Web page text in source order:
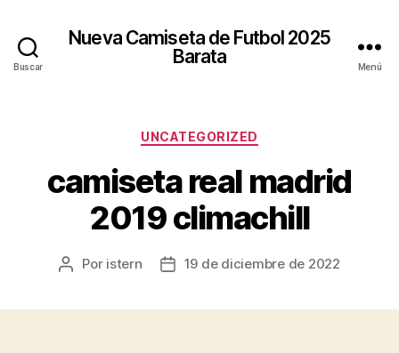
Buscar
Nueva Camiseta de Futbol 2025
Barata
Menú
Categorías
UNCATEGORIZED
camiseta real madrid
2019 climachill
Autor
Por istern
Fecha19 de diciembre de 2022